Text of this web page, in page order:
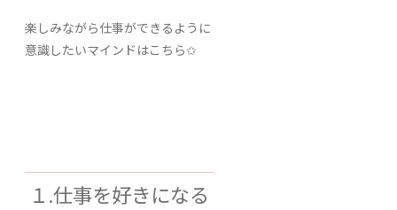
楽しみながら仕事ができるように
意識したいマインドはこちら✩
１.仕事を好きになる